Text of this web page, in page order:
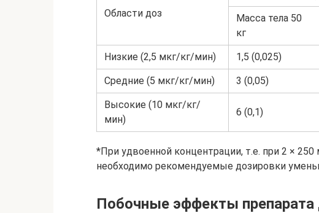
Области доз
Масса тела 50
кг
Низкие (2,5 мкг/кг/мин) 1,5 (0,025)
Средние (5 мкг/кг/мин) 3 (0,05)
Высокие (10 мкг/кг/
мин)
6 (0,1)
*При удвоенной концентрации, т.е. при 2 ×
необходимо рекомендуемые дозировки
Побочные эффекты